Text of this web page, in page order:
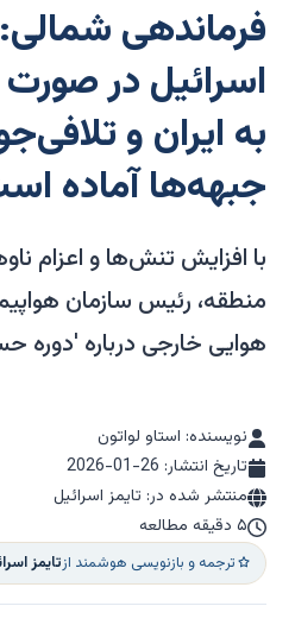
فرماندهی
اسرائیل در صورت
به ایران و
جبهه‌ها آماده
با افزایش تنش‌ها و اعزام
منطقه، رئیس سازمان
هوایی خارجی درباره 'دوره
نویسنده: استاو لواتون
تاریخ انتشار: 2026-01-26
منتشر شده در: تایمز اسرائیل
۵ دقیقه مطالعه
ترجمه و بازنویسی هوشمند ازتایمز